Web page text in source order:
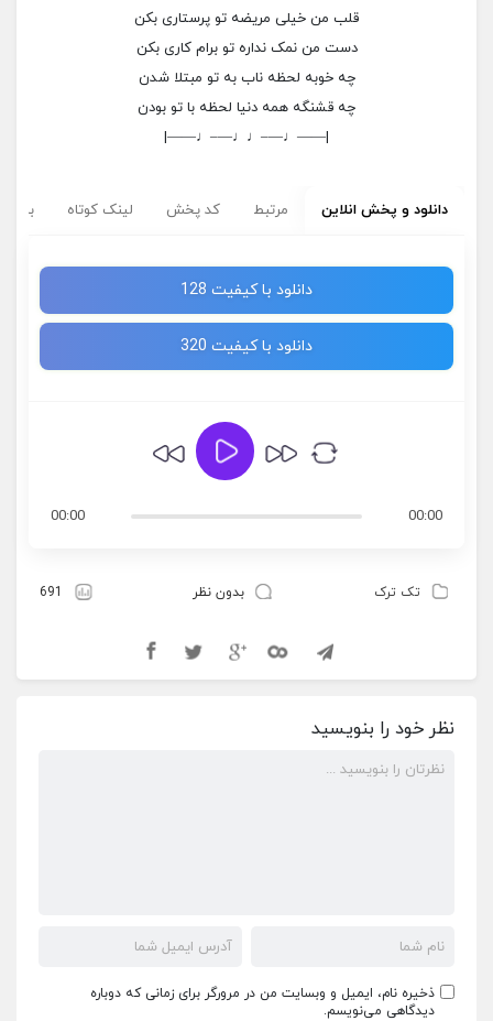
قلب من خیلی مریضه تو پرستاری بکن
دست من نمک نداره تو برام کاری بکن
چه خوبه لحظه ناب به تو مبتلا شدن
چه قشنگه همه دنیا لحظه با تو بودن
|——♩—–♩♩—–♩——|
دانلود و پخش انلاین مرتبط کد پخش لینک کوتاه
دانلود با کیفیت 128
دانلود با کیفیت 320
00:00
00:00
تک ترک بدون نظر 691
نظر خود را بنویسید
ذخیره نام، ایمیل و وبسایت من در مرورگر برای زمانی که دوباره
دیدگاهی می‌نویسم.